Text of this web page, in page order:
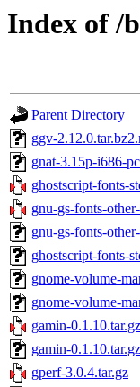
Index of /
Parent Directory
ggv-
gnat-3.15p-i686-
ghostscript-fonts-
gnu-gs-fonts-
gnu-gs-fonts-
ghostscript-fonts-
gnome-volume-
gnome-volume-
gamin-0.1.10.tar.gz
gamin-
gperf-3.0.4.tar.gz